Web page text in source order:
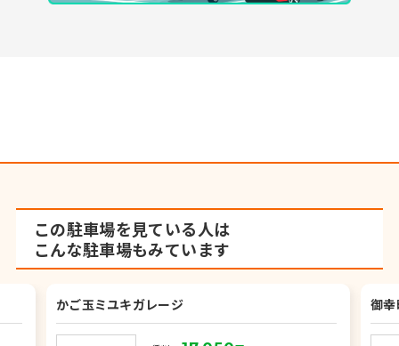
この駐車場を見ている人は
こんな駐車場もみています
かご玉ミユキガレージ 御